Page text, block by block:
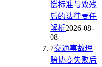
偿标准与致残
后的法律责任
解析2026-08-
08
7交通事故理
赔协商失败后